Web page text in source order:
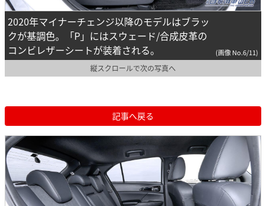
2020年マイナーチェンジ以降のモデルはブラッ
クが基調色。「P」にはスウェード/合成皮革の
コンビレザーシートが装着される。
(画像 No.6/11)
縦スクロールで次の写真へ
記事へ戻る